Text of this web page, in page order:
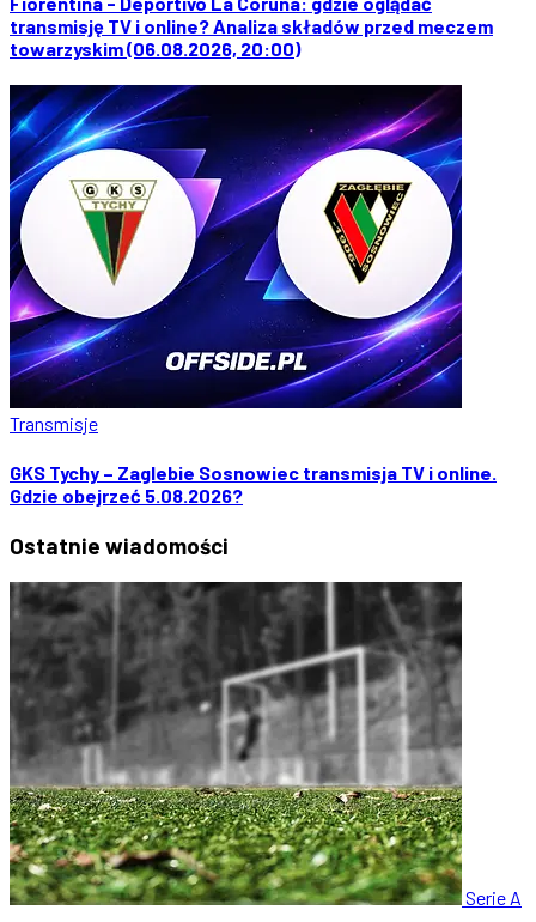
transmisję TV i online? Analiza składów przed meczem
towarzyskim (06.08.2026, 20:00)
Transmisje
GKS Tychy – Zaglebie Sosnowiec transmisja TV i online.
Gdzie obejrzeć 5.08.2026?
Ostatnie wiadomości
Serie A